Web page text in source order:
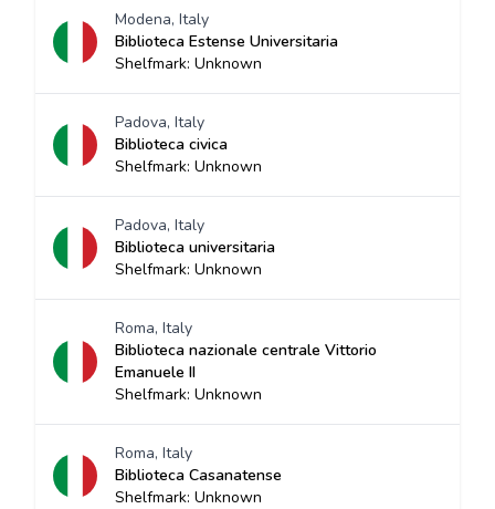
Modena, Italy
Biblioteca Estense Universitaria
Shelfmark: Unknown
Padova, Italy
Biblioteca civica
Shelfmark: Unknown
Padova, Italy
Biblioteca universitaria
Shelfmark: Unknown
Roma, Italy
Biblioteca nazionale centrale Vittorio
Emanuele II
Shelfmark: Unknown
Roma, Italy
Biblioteca Casanatense
Shelfmark: Unknown